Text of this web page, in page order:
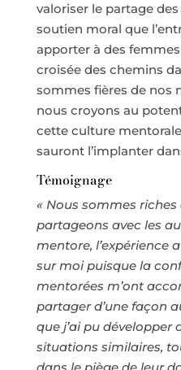
valoriser le partage
soutien moral que
apporter à des
croisée des chemins
sommes fières de nos
nous croyons au
cette culture
sauront l’implanter
Témoignage
« Nous sommes riches
partageons avec les
mentore, l’expérience
sur moi puisque la
mentorées m’ont
partager d’une façon
que j’ai pu développer
situations similaires,